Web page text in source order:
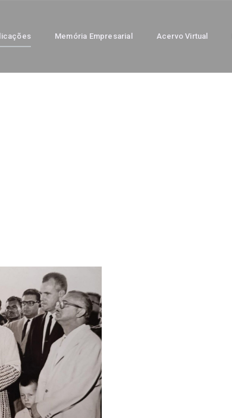
Memória Empresarial Acervo Virtual